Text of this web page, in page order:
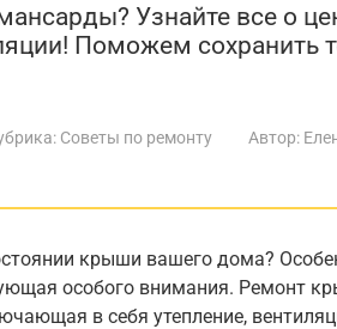
Узнайте все о
Поможем сохранить
Советы по ремонту Автор:
крыши вашего дома?
особого внимания. Ремонт
в себя утепление,